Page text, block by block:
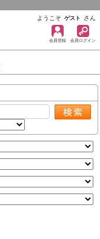
ようこそ ゲスト さん
会員登録 会員ログイン